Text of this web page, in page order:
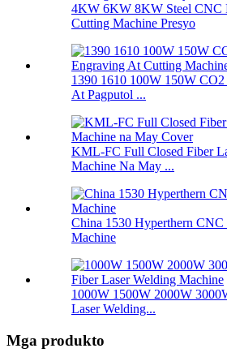
4KW 6KW 8KW Steel CNC
Cutting Machine Presyo
1390 1610 100W 150W
At Pagputol ...
KML-FC Full Closed Fiber
Machine Na May ...
China 1530 Hyperthern CNC
Machine
1000W 1500W 2000W
Laser Welding...
Mga produkto